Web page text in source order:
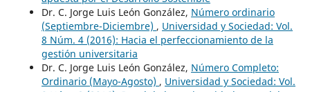
Dr. C. Jorge Luis León González, Número ordinario
(Septiembre-Diciembre) , Universidad y Sociedad: Vol.
8 Núm. 4 (2016): Hacia el perfeccionamiento de la
gestión universitaria
Dr. C. Jorge Luis León González, Número Completo:
Ordinario (Mayo-Agosto) , Universidad y Sociedad: Vol.